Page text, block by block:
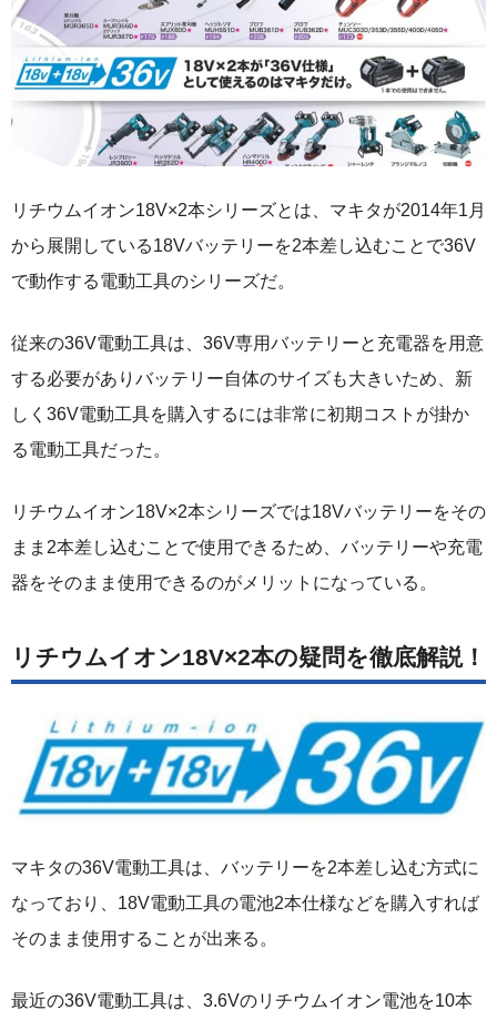
リチウムイオン18V×2本シリーズとは、マキタが2014年1月
から展開している18Vバッテリーを2本差し込むことで36V
で動作する電動工具のシリーズだ。
従来の36V電動工具は、36V専用バッテリーと充電器を用意
する必要がありバッテリー自体のサイズも大きいため、新
しく36V電動工具を購入するには非常に初期コストが掛か
る電動工具だった。
リチウムイオン18V×2本シリーズでは18Vバッテリーをその
まま2本差し込むことで使用できるため、バッテリーや充電
器をそのまま使用できるのがメリットになっている。
リチウムイオン18V×2本の疑問を徹底解説！
マキタの36V電動工具は、バッテリーを2本差し込む方式に
なっており、18V電動工具の電池2本仕様などを購入すれば
そのまま使用することが出来る。
最近の36V電動工具は、3.6Vのリチウムイオン電池を10本